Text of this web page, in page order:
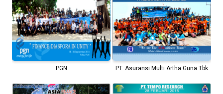
PGN PT. Asuransi Multi Artha Guna Tbk